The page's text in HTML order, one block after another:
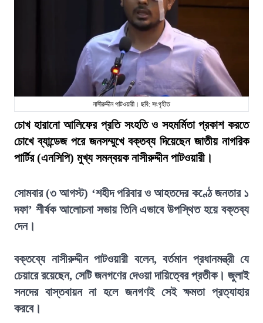
নাসীরুদ্দীন পাটওয়ারী। ছবি: সংগৃহীত
চোখ হারানো আলিফের প্রতি সংহতি ও সহমর্মিতা প্রকাশ করতে
চোখে ব্যান্ডেজ পরে জনসম্মুখে বক্তব্য দিয়েছেন জাতীয় নাগরিক
পার্টির (এনসিপি) মুখ্য সমন্বয়ক নাসীরুদ্দীন পাটওয়ারী।
সোমবার (৩ আগস্ট) ‘শহীদ পরিবার ও আহতদের কণ্ঠে জনতার ১
দফা’ শীর্ষক আলোচনা সভায় তিনি এভাবে উপস্থিত হয়ে বক্তব্য
দেন।
বক্তব্যে নাসীরুদ্দীন পাটওয়ারী বলেন, বর্তমান প্রধানমন্ত্রী যে
চেয়ারে রয়েছেন, সেটি জনগণের দেওয়া দায়িত্বের প্রতীক। জুলাই
সনদের বাস্তবায়ন না হলে জনগণই সেই ক্ষমতা প্রত্যাহার
করবে।